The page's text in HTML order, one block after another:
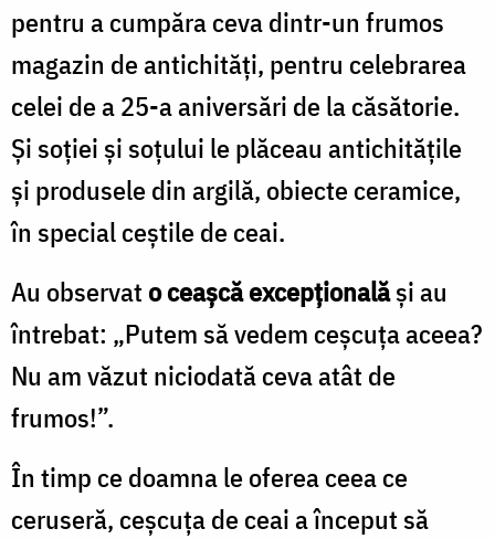
pentru a cumpăra ceva dintr-un frumos
magazin de antichități, pentru celebrarea
celei de a 25-a aniversări de la căsătorie.
Și soției și soțului le plăceau antichitățile
și produsele din argilă, obiecte ceramice,
în special ceştile de ceai.
Au observato ceașcă excepționalăși au
întrebat: „Putem să vedem ceşcuţa aceea?
Nu am văzut niciodată ceva atât de
frumos!”.
În timp ce doamna le oferea ceea ce
ceruseră, ceşcuţa de ceai a început să